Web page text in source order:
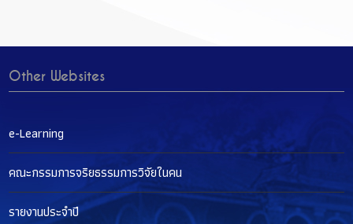
Other Websites
e-Learning
คณะกรรมการจริยธรรมการวิจัยในคน
รายงานประจำปี